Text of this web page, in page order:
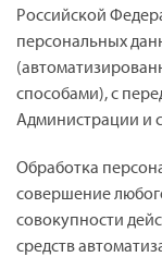
Российской
персональных
способами), с
Администрации и
Обработка
совершение
совокупности
средств